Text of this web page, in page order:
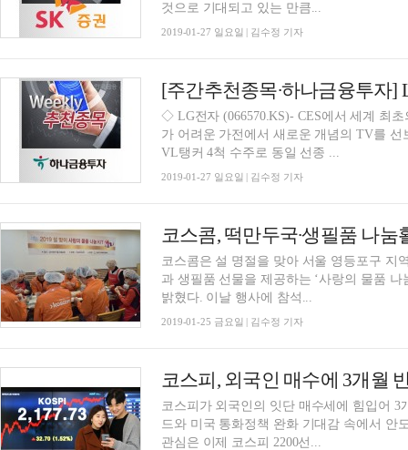
것으로 기대되고 있는 만큼...
2019-01-27 일요일 | 김수정 기자
◇ LG전자 (066570.KS)- CES에서 세계 최
가 어려운 가전에서 새로운 개념의 TV를
VL탱커 4척 수주로 동일 선종 ...
2019-01-27 일요일 | 김수정 기자
코스콤, 떡만두국∙생필품 나눔
코스콤은 설 명절을 맞아 서울 영등포구 지
과 생필품 선물을 제공하는 ‘사랑의 물품
밝혔다. 이날 행사에 참석...
2019-01-25 금요일 | 김수정 기자
코스피, 외국인 매수에 3개월
코스피가 외국인의 잇단 매수세에 힘입어 3
드와 미국 통화정책 완화 기대감 속에서 안
관심은 이제 코스피 2200선...